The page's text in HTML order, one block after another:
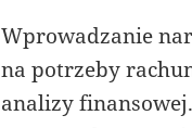
Wprowadzanie
na potrzeby
analizy